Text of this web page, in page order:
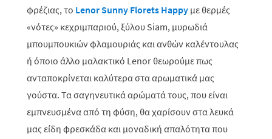
φρέζιας, το LenorSunny Florets Happy με θερμές
«νότες» κεχριμπαριού, ξύλου Siam, μυρωδιά
μπουμπουκιών φλαμουριάς και ανθών καλέντουλας
ή όποιο άλλο μαλακτικό Lenor θεωρούμε πως
ανταποκρίνεται καλύτερα στα αρωματικά μας
γούστα. Τα σαγηνευτικά αρώματά τους, που είναι
εμπνευσμένα από τη φύση, θα χαρίσουν στα λευκά
μας είδη φρεσκάδα και μοναδική απαλότητα που